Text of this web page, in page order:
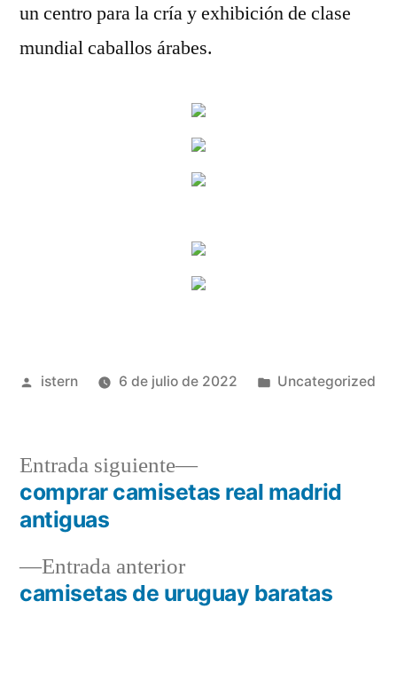
un centro para la cría y exhibición de clase
mundial caballos árabes.
Publicado
istern 6 de julio de 2022
Publicado
Uncategorized
Navegación
entradas
Entrada anteriorEntrada
anterior:
camisetas de uruguay baratas
Entrada siguiente
Entrada
siguiente:
comprar camisetas real madrid
antiguas